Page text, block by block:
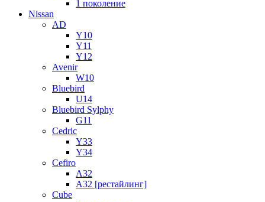
1 поколение
Nissan
AD
Y10
Y11
Y12
Avenir
W10
Bluebird
U14
Bluebird Sylphy
G11
Cedric
Y33
Y34
Cefiro
A32
A32 [рестайлинг]
Cube